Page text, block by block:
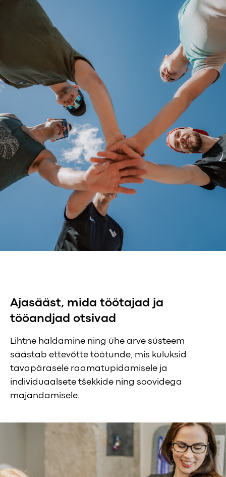
Ajasääst, mida töötajad ja
tööandjad otsivad
Lihtne haldamine ning ühe arve süsteem
säästab ettevõtte töötunde, mis kuluksid
tavapärasele raamatupidamisele ja
individuaalsete tšekkide ning soovidega
majandamisele.